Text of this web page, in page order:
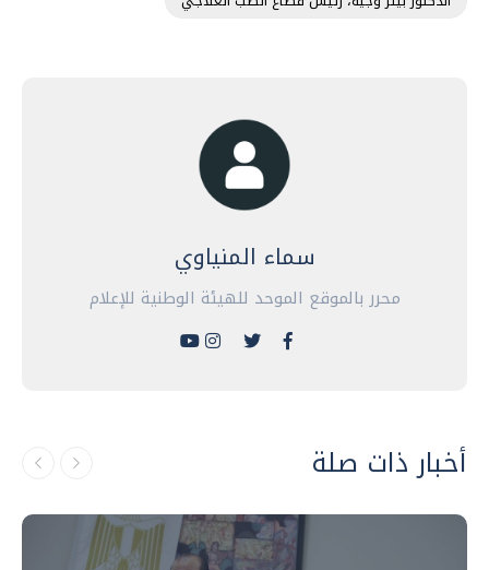
سماء المنياوي
محرر بالموقع الموحد للهيئة الوطنية للإعلام
أخبار ذات صلة